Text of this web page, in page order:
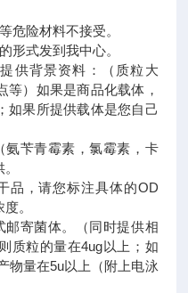
危险材料不接受。
形式发到我中心。
供背景资料：（质粒大
等）如果是商品化载体，
如果所提供载体是您自己
氨苄青霉素，氯霉素，卡
品，请您标注具体的OD
。
寄菌体。（同时提供相
质粒的量在4ug以上；如
物量在5u以上（附上电泳